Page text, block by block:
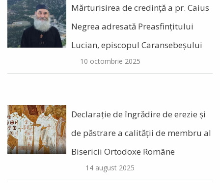
Mărturisirea de credință a pr. Caius
Negrea adresată Preasfințitului
Lucian, episcopul Caransebeșului
10 octombrie 2025
Declarație de îngrădire de erezie și
de păstrare a calității de membru al
Bisericii Ortodoxe Române
14 august 2025